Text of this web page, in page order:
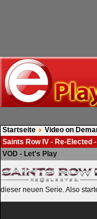
Startseite Video on
Saints Row IV - Re-Elected
VOD - Let's Play
dieser neuen Serie. Also